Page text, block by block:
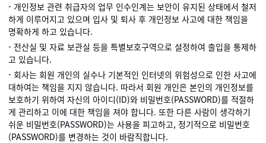
- 개인정보 관련 취급자의 업무 인수인계는 보안이 유지된 상태에서 철저
하게 이루어지고 있으며 입사 및 퇴사 후 개인정보 사고에 대한 책임을
명확하게 하고 있습니다.
- 전산실 및 자료 보관실 등을 특별보호구역으로 설정하여 출입을 통제하
고 있습니다.
- 회사는 회원 개인의 실수나 기본적인 인터넷의 위험성으로 인한 사고에
대하여는 책임을 지지 않습니다. 따라서 회원 개인은 본인의 개인정보를
보호하기 위하여 자신의 아이디(ID)와 비밀번호(PASSWORD)를 적절하
게 관리하고 이에 대한 책임을 져야 합니다. 또한 다른 사람이 생각하기
쉬운 비밀번호(PASSWORD)는 사용을 피고하고, 정기적으로 비밀번호
(PASSWORD)를 변경하는 것이 바람직합니다.